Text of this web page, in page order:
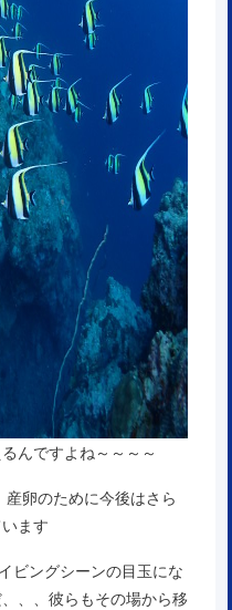
んですよね～～～～
卵のために今後はさら
ます
ビングシーンの目玉にな
、、彼らもその場から移